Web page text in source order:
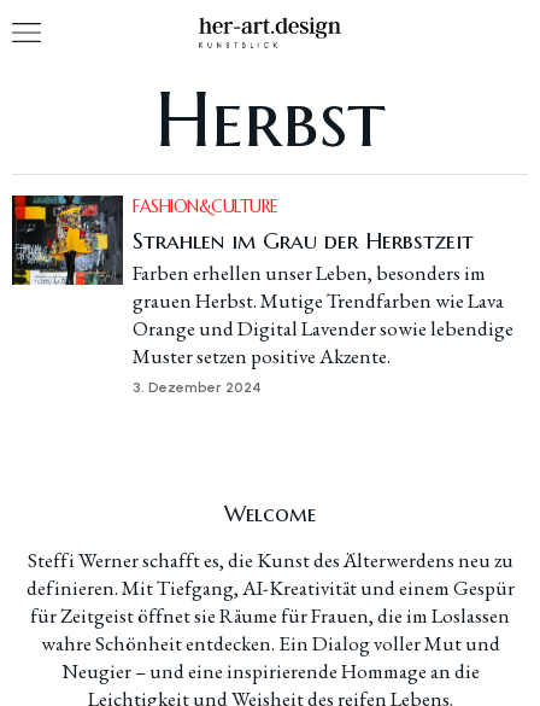
Herbst
FASHION&CULTURE
Strahlen im Grau der Herbstzeit
Farben erhellen unser Leben, besonders im
grauen Herbst. Mutige Trendfarben wie Lava
Orange und Digital Lavender sowie lebendige
Muster setzen positive Akzente.
3. Dezember 2024
Welcome
Steffi Werner schafft es, die Kunst des Älterwerdens neu zu
definieren. Mit Tiefgang, AI-Kreativität und einem Gespür
für Zeitgeist öffnet sie Räume für Frauen, die im Loslassen
wahre Schönheit entdecken. Ein Dialog voller Mut und
Neugier – und eine inspirierende Hommage an die
Leichtigkeit und Weisheit des reifen Lebens.